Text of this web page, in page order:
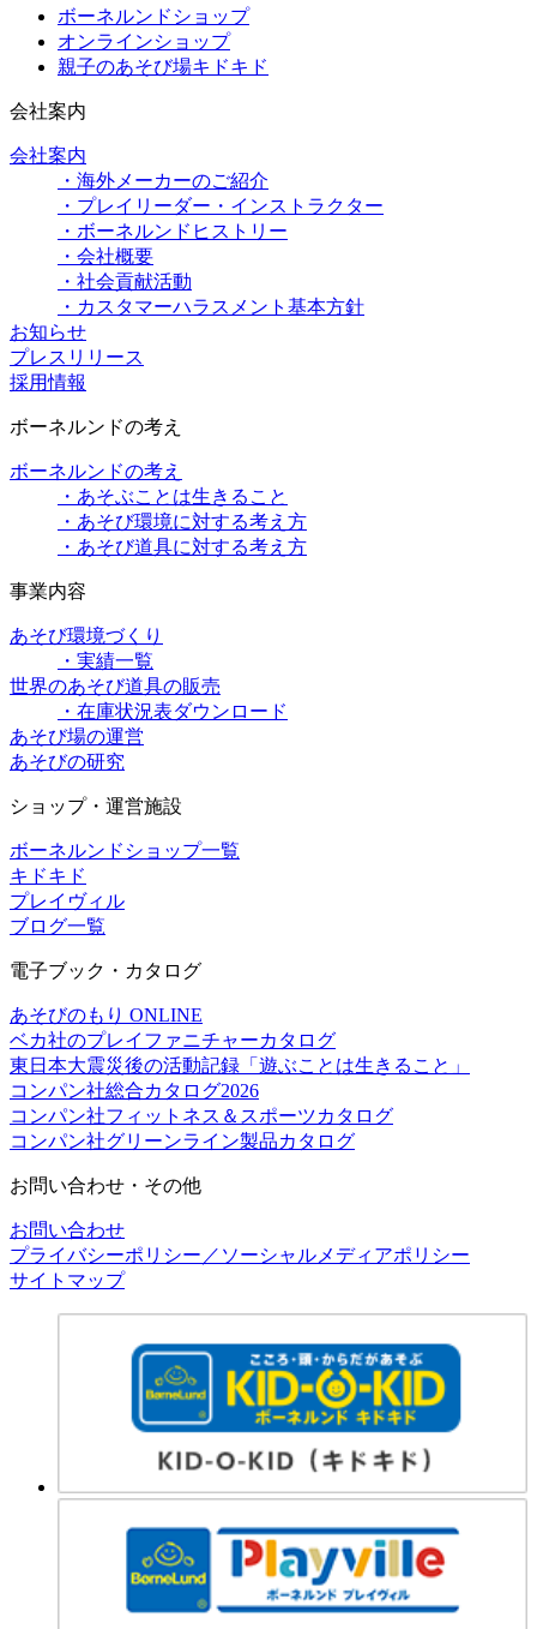
ボーネルンドショップ
オンラインショップ
親子のあそび場キドキド
会社案内
会社案内
・海外メーカーのご紹介
・プレイリーダー・インストラクター
・ボーネルンドヒストリー
・会社概要
・社会貢献活動
・カスタマーハラスメント基本方針
お知らせ
プレスリリース
採用情報
ボーネルンドの考え
ボーネルンドの考え
・あそぶことは生きること
・あそび環境に対する考え方
・あそび道具に対する考え方
事業内容
あそび環境づくり
・実績一覧
世界のあそび道具の販売
・在庫状況表ダウンロード
あそび場の運営
あそびの研究
ショップ・運営施設
ボーネルンドショップ一覧
キドキド
プレイヴィル
ブログ一覧
電子ブック・カタログ
あそびのもり ONLINE
ベカ社のプレイファニチャーカタログ
東日本大震災後の活動記録「遊ぶことは生きること」
コンパン社総合カタログ2026
コンパン社フィットネス＆スポーツカタログ
コンパン社グリーンライン製品カタログ
お問い合わせ・その他
お問い合わせ
プライバシーポリシー／ソーシャルメディアポリシー
サイトマップ